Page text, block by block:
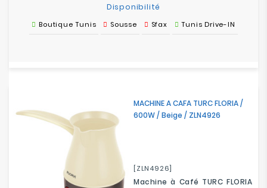
Disponibilité
Boutique Tunis Sousse Sfax Tunis Drive-IN
MACHINE A CAFA TURC FLORIA /
600W / Beige / ZLN4926
[ZLN4926]
Machine à Café TURC FLORIA